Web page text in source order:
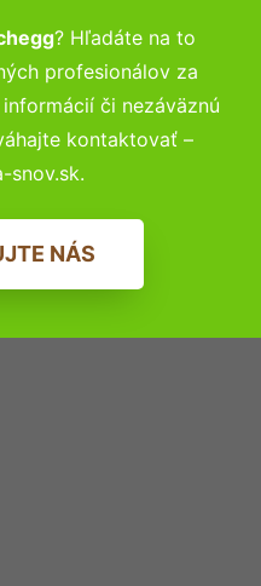
? Hľadáte na to
profesionálov za
či nezáväznú
kontaktovať –
snov.sk.
NÁS